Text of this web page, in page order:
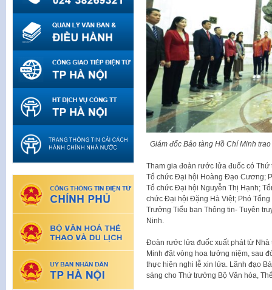
Giám đốc Bảo tàng Hồ Chí Minh
Tham gia đoàn rước lửa đuốc có
Tổ chức Đại hội Hoàng Đạo Cương;
Tổ chức Đại hội Nguyễn Thị Hạnh;
chức Đại hội Đặng Hà Việt; Phó
Trưởng Tiểu ban Thông tin- Tuyên
Ninh.
Đoàn rước lửa đuốc xuất phát từ
Minh đặt vòng hoa tưởng niệm, sau
thực hiện nghi lễ xin lửa. Lãnh đạo
sáng cho Thứ trưởng Bộ Văn hóa,